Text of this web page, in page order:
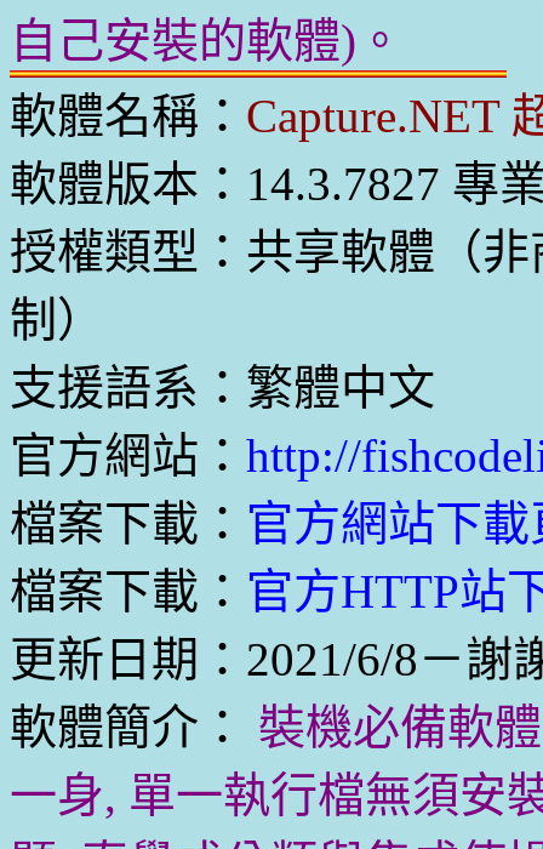
自己安裝的軟體)。
軟體名稱： Capture.NET
軟體版本：14.3.7827 專
授權類型：共享軟體（
制）
支援語系：繁體中文
官方網站： http://
檔案下載： 官方網站下載
檔案下載： 官方HTTP站
更新日期：2021/6/8－謝
軟體簡介：
裝機必備軟
一身, 單一執行檔無須安